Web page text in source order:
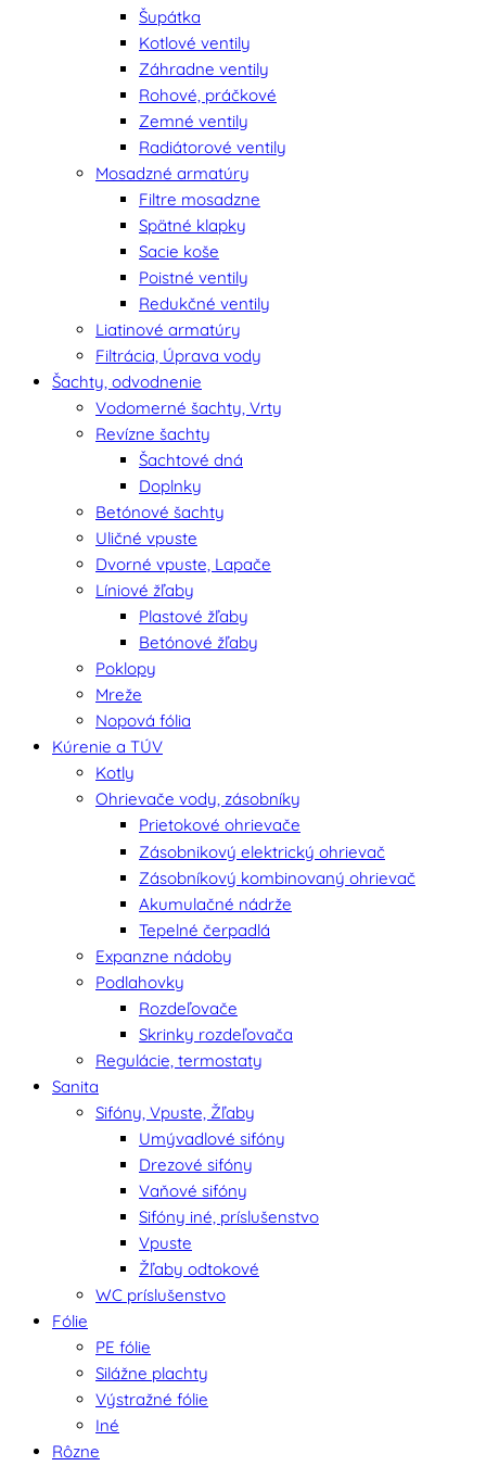
Šupátka
Kotlové ventily
Záhradne ventily
Rohové, práčkové
Zemné ventily
Radiátorové ventily
Mosadzné armatúry
Filtre mosadzne
Spätné klapky
Sacie koše
Poistné ventily
Redukčné ventily
Liatinové armatúry
Filtrácia, Úprava vody
Šachty, odvodnenie
Vodomerné šachty, Vrty
Revízne šachty
Šachtové dná
Doplnky
Betónové šachty
Uličné vpuste
Dvorné vpuste, Lapače
Líniové žľaby
Plastové žľaby
Betónové žľaby
Poklopy
Mreže
Nopová fólia
Kúrenie a TÚV
Kotly
Ohrievače vody, zásobníky
Prietokové ohrievače
Zásobnikový elektrický ohrievač
Zásobníkový kombinovaný ohrievač
Akumulačné nádrže
Tepelné čerpadlá
Expanzne nádoby
Podlahovky
Rozdeľovače
Skrinky rozdeľovača
Regulácie, termostaty
Sanita
Sifóny, Vpuste, Žľaby
Umývadlové sifóny
Drezové sifóny
Vaňové sifóny
Sifóny iné, príslušenstvo
Vpuste
Žľaby odtokové
WC príslušenstvo
Fólie
PE fólie
Silážne plachty
Výstražné fólie
Iné
Rôzne